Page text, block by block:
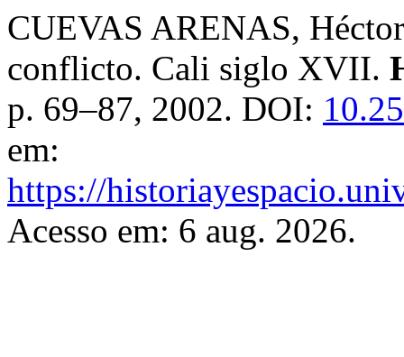
CUEVAS ARENAS,
conflicto. Cali siglo XVII.
p. 69–87, 2002. DOI:
em:
https://
Acesso em: 6 aug. 2026.